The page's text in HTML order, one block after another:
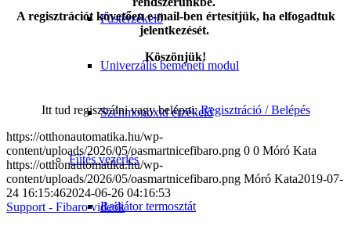
Füstérzékelő
Univerzális bemeneti modul
Szénmonoxid érzékelő
Fűtés vezérlés
Radiátor termosztát
A regisztrációt követően e-mail-ben értesítjük, ha elfogadtuk
jelentkezését.
Köszönjük!
Itt tud regisztrálni vagy belépni:Regisztráció / Belépés
https://otthonautomatika.hu/wp-
content/uploads/2026/05/oasmartnicefibaro.png 0 0 Móró Kata
https://otthonautomatika.hu/wp-
content/uploads/2026/05/oasmartnicefibaro.png Móró Kata2019-07-
24 16:15:462024-06-26 04:16:53
Support - Fibaro videók